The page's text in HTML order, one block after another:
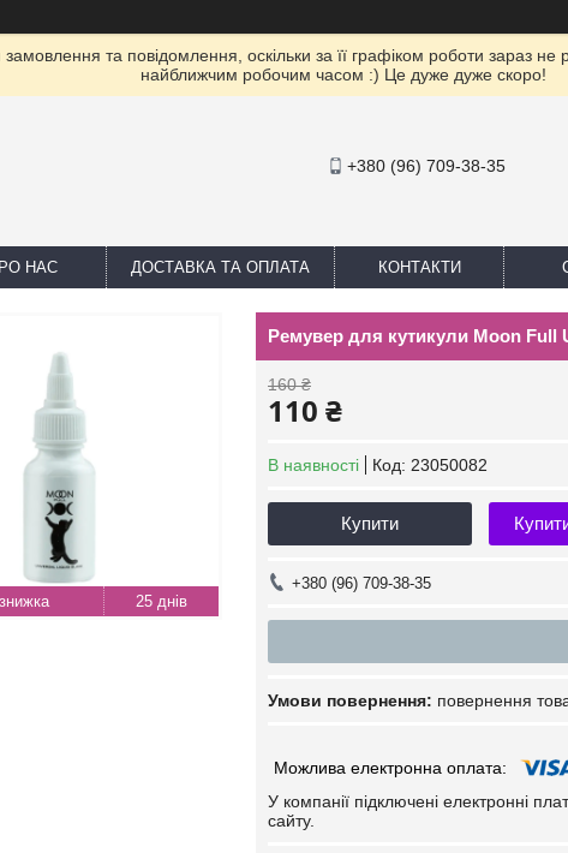
та повідомлення, оскільки за її графіком роботи зараз
найближчим робочим часом :) Це дуже дуже скоро!
+380 (96) 709-38-35
НАС ДОСТАВКА ТА ОПЛАТА КОНТАКТИ
25 днів
Ремувер для кутикули Moon Full
160 ₴
110 ₴
В наявності Код: 23050082
Купити
+380 (96) 709-38-35
повернення
У компанії підключені електронні
сайту.